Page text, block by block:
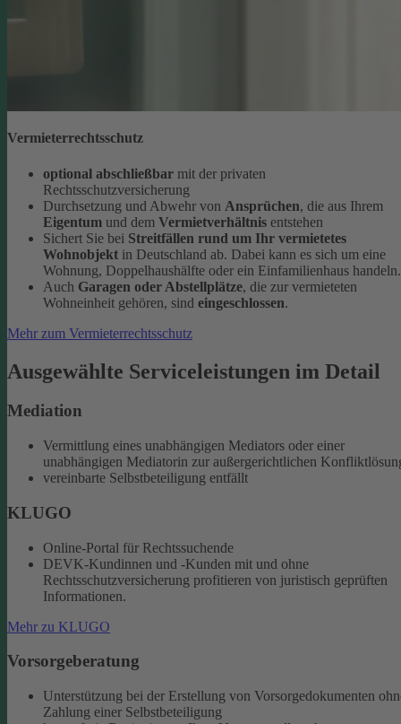
Vermieterrechtsschutz
optional abschließbar mit der privaten
Rechtsschutzversicherung
Durchsetzung und Abwehr von Ansprüchen, die aus Ihrem
Eigentum und dem Vermietverhältnis entstehen
Sichert Sie bei Streitfällen rund um Ihr vermietetes
Wohnobjekt in Deutschland ab. Dabei kann es sich um eine
Wohnung, Doppelhaushälfte oder ein Einfamilienhaus handeln.
Auch Garagen oder Abstellplätze, die zur vermieteten
Wohneinheit gehören, sind eingeschlossen.
Mehr zum Vermieterrechtsschutz
Ausgewählte Serviceleistungen im Detail
Mediation
Vermittlung eines unabhängigen Mediators oder einer
unabhängigen Mediatorin zur außergerichtlichen
vereinbarte Selbstbeteiligung entfällt
KLUGO
Online-Portal für Rechtssuchende
DEVK-Kundinnen und -Kunden mit und ohne
Rechtsschutzversicherung profitieren von juristisch geprüften
Informationen.
Mehr zu KLUGO
Vorsorgeberatung
Unterstützung bei der Erstellung von Vorsorgedokumenten
Zahlung einer Selbstbeteiligung